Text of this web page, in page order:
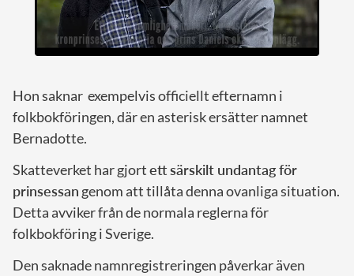
Hon saknar exempelvis officiellt efternamn i
folkbokföringen, där en asterisk ersätter namnet
Bernadotte.
Skatteverket har gjortett särskilt undantag för
prinsessan genom att tillåta denna ovanliga situation.
Detta avviker från de normala reglerna för
folkbokföring i Sverige.
Den saknade namnregistreringen påverkar även